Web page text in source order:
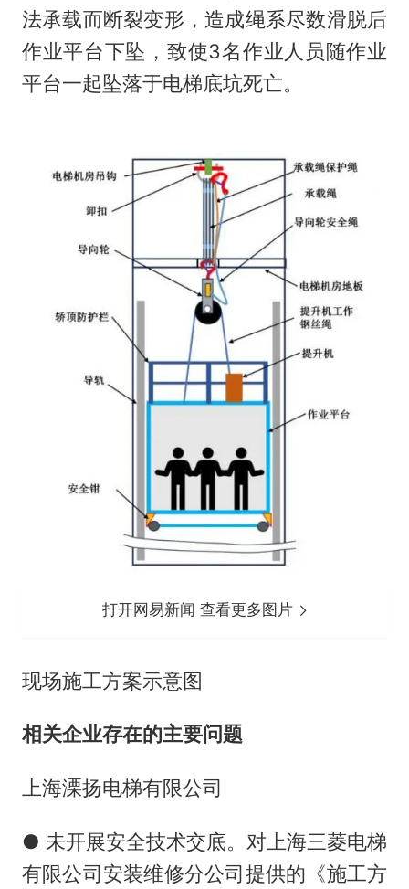
法承载而断裂变形，造成绳系尽数滑脱后
作业平台下坠，致使3名作业人员随作业
平台一起坠落于电梯底坑死亡。
打开网易新闻 查看更多图片
现场施工方案示意图
相关企业存在的主要问题
上海溧扬电梯有限公司
● 未开展安全技术交底。对上海三菱电梯
有限公司安装维修分公司提供的《施工方